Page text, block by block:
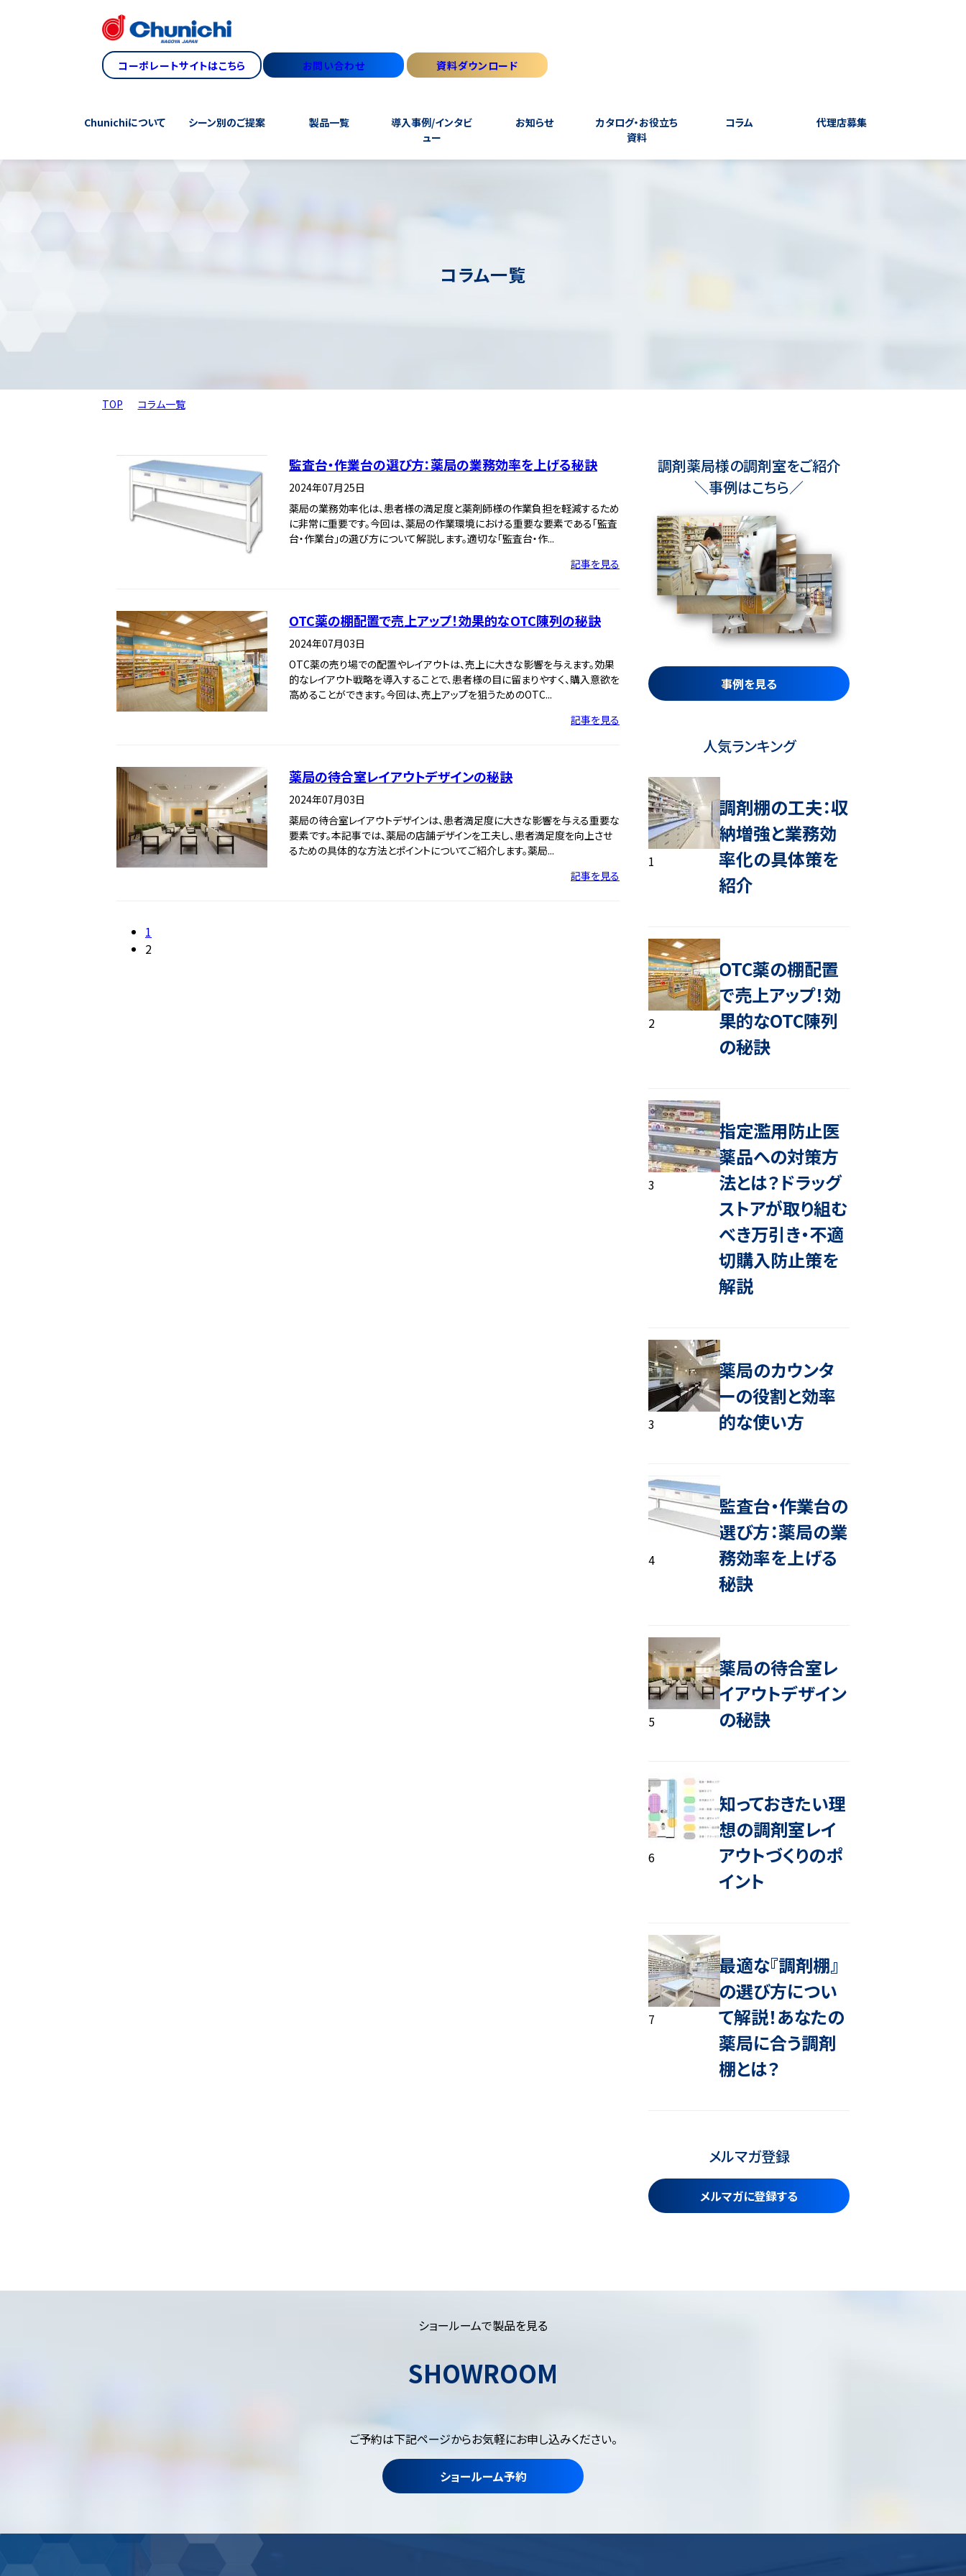
コーポレートサイトはこちら お問い合わせ 資料ダウンロード
Chunichiについて シーン別のご提案 製品一覧
導入事例/インタビ
ュー
お知らせ
カタログ・お役立ち
資料
コラム 代理店募集
コラム一覧
TOP コラム一覧
監査台・作業台の選び方：薬局の業務効率を上げる秘訣
2024年07月25日
薬局の業務効率化は、患者様の満足度と薬剤師様の作業負担を軽減するため
に非常に重要です。今回は、薬局の作業環境における重要な要素である「監査
台・作業台」の選び方について解説します。適切な「監査台・作...
記事を見る
OTC薬の棚配置で売上アップ！効果的なOTC陳列の秘訣
2024年07月03日
OTC薬の売り場での配置やレイアウトは、売上に大きな影響を与えます。効果
的なレイアウト戦略を導入することで、患者様の目に留まりやすく、購入意欲を
高めることができます。今回は、売上アップを狙うためのOTC...
記事を見る
薬局の待合室レイアウトデザインの秘訣
2024年07月03日
薬局の待合室レイアウトデザインは、患者満足度に大きな影響を与える重要な
要素です。本記事では、薬局の店舗デザインを工夫し、患者満足度を向上させ
るための具体的な方法とポイントについてご紹介します。薬局...
記事を見る
1
2
調剤薬局様の調剤室をご紹介
＼事例はこちら／
事例を見る
人気ランキング
1
調剤棚の工夫：収
納増強と業務効
率化の具体策を
紹介
2
OTC薬の棚配置
で売上アップ！効
果的なOTC陳列
の秘訣
3
指定濫用防止医
薬品への対策方
法とは？ドラッグ
ストアが取り組む
べき万引き・不適
切購入防止策を
解説
3
薬局のカウンタ
ーの役割と効率
的な使い方
4
監査台・作業台の
選び方：薬局の業
務効率を上げる
秘訣
5
薬局の待合室レ
イアウトデザイン
の秘訣
6
知っておきたい理
想の調剤室レイ
アウトづくりのポ
イント
7
最適な『調剤棚』
の選び方につい
て解説！あなたの
薬局に合う調剤
棚とは？
メルマガ登録
メルマガに登録する
ショールームで製品を見る
SHOWROOM
ご予約は下記ページからお気軽にお申し込みください。
ショールーム予約